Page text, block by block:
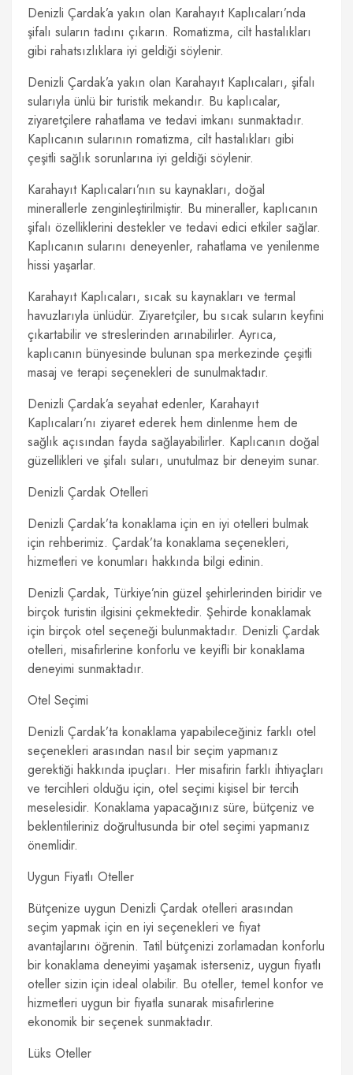
Denizli Çardak’a yakın olan Karahayıt Kaplıcaları’nda
şifalı suların tadını çıkarın. Romatizma, cilt hastalıkları
gibi rahatsızlıklara iyi geldiği söylenir.
Denizli Çardak’a yakın olan Karahayıt Kaplıcaları, şifalı
sularıyla ünlü bir turistik mekandır. Bu kaplıcalar,
ziyaretçilere rahatlama ve tedavi imkanı sunmaktadır.
Kaplıcanın sularının romatizma, cilt hastalıkları gibi
çeşitli sağlık sorunlarına iyi geldiği söylenir.
Karahayıt Kaplıcaları’nın su kaynakları, doğal
minerallerle zenginleştirilmiştir. Bu mineraller, kaplıcanın
şifalı özelliklerini destekler ve tedavi edici etkiler sağlar.
Kaplıcanın sularını deneyenler, rahatlama ve yenilenme
hissi yaşarlar.
Karahayıt Kaplıcaları, sıcak su kaynakları ve termal
havuzlarıyla ünlüdür. Ziyaretçiler, bu sıcak suların keyfini
çıkartabilir ve streslerinden arınabilirler. Ayrıca,
kaplıcanın bünyesinde bulunan spa merkezinde çeşitli
masaj ve terapi seçenekleri de sunulmaktadır.
Denizli Çardak’a seyahat edenler, Karahayıt
Kaplıcaları’nı ziyaret ederek hem dinlenme hem de
sağlık açısından fayda sağlayabilirler. Kaplıcanın doğal
güzellikleri ve şifalı suları, unutulmaz bir deneyim sunar.
Denizli Çardak Otelleri
Denizli Çardak’ta konaklama için en iyi otelleri bulmak
için rehberimiz. Çardak’ta konaklama seçenekleri,
hizmetleri ve konumları hakkında bilgi edinin.
Denizli Çardak, Türkiye’nin güzel şehirlerinden biridir ve
birçok turistin ilgisini çekmektedir. Şehirde konaklamak
için birçok otel seçeneği bulunmaktadır. Denizli Çardak
otelleri, misafirlerine konforlu ve keyifli bir konaklama
deneyimi sunmaktadır.
Otel Seçimi
Denizli Çardak’ta konaklama yapabileceğiniz farklı otel
seçenekleri arasından nasıl bir seçim yapmanız
gerektiği hakkında ipuçları. Her misafirin farklı ihtiyaçları
ve tercihleri olduğu için, otel seçimi kişisel bir tercih
meselesidir. Konaklama yapacağınız süre, bütçeniz ve
beklentileriniz doğrultusunda bir otel seçimi yapmanız
önemlidir.
Uygun Fiyatlı Oteller
Bütçenize uygun Denizli Çardak otelleri arasından
seçim yapmak için en iyi seçenekleri ve fiyat
avantajlarını öğrenin. Tatil bütçenizi zorlamadan konforlu
bir konaklama deneyimi yaşamak isterseniz, uygun fiyatlı
oteller sizin için ideal olabilir. Bu oteller, temel konfor ve
hizmetleri uygun bir fiyatla sunarak misafirlerine
ekonomik bir seçenek sunmaktadır.
Lüks Oteller